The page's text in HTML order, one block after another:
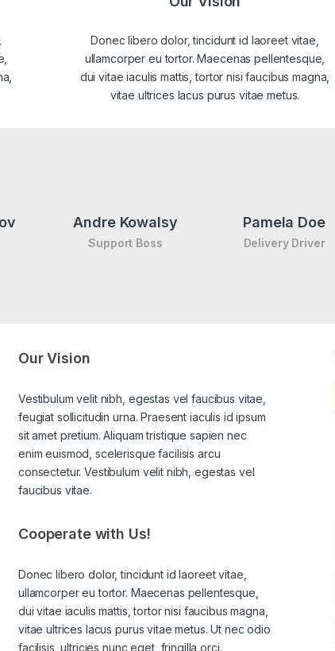
Donec libero dolor, tincidunt id laoreet vitae,
ullamcorper eu tortor. Maecenas pellentesque,
dui vitae iaculis mattis, tortor nisi faucibus magna,
vitae ultrices lacus purus vitae metus.
Andre Kowalsy
Support Boss
Pamela Doe
Delivery Driver
Our Vision
Vestibulum velit nibh, egestas vel faucibus vitae,
feugiat sollicitudin urna. Praesent iaculis id ipsum
sit amet pretium. Aliquam tristique sapien nec
enim euismod, scelerisque facilisis arcu
consectetur. Vestibulum velit nibh, egestas vel
faucibus vitae.
Cooperate with Us!
Donec libero dolor, tincidunt id laoreet vitae,
ullamcorper eu tortor. Maecenas pellentesque,
dui vitae iaculis mattis, tortor nisi faucibus magna,
vitae ultrices lacus purus vitae metus. Ut nec odio
facilisis, ultricies nunc eget, fringilla orci.